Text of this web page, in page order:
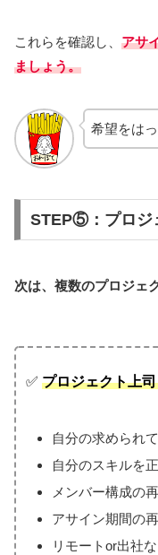
これらを確認し、 アサ
ましょう。
希望をは
STEP⑤：プロジ
次は、複数のプロジェ
✅ プロジェクト上
自分の求められ
自分のスキルを
メンバー構成の
アサイン期間の
リモートor出社